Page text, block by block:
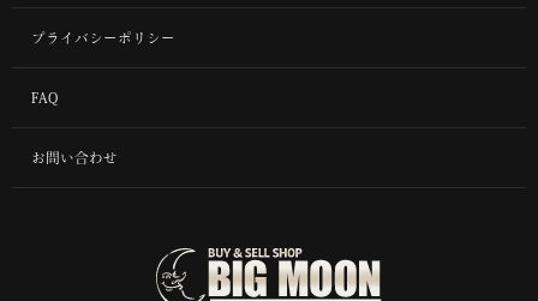
プライバシーポリシー
FAQ
お問い合わせ